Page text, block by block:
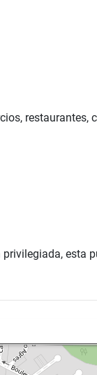
esta